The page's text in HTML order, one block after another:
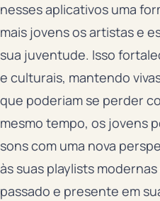
nesses aplicativos uma
mais jovens os artistas e
sua juventude. Isso
e culturais, mantendo
que poderiam se perder
mesmo tempo, os jovens
sons com uma nova
às suas playlists
passado e presente em